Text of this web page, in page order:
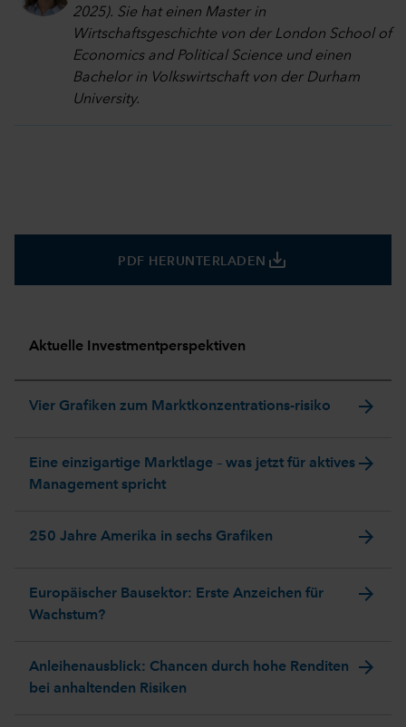
2025). Sie hat einen Master in
Wirtschaftsgeschichte von der London School of
Economics and Political Science und einen
Bachelor in Volkswirtschaft von der Durham
University.
PDF HERUNTERLADEN save_alt
Aktuelle Investmentperspektiven
Vier Grafiken zum Marktkonzentrations-risiko arrow_forward
Eine einzigartige Marktlage – was jetzt für aktives
Management spricht
arrow_forward
250 Jahre Amerika in sechs Grafiken arrow_forward
Europäischer Bausektor: Erste Anzeichen für
Wachstum?
arrow_forward
Anleihenausblick: Chancen durch hohe Renditen
bei anhaltenden Risiken
arrow_forward